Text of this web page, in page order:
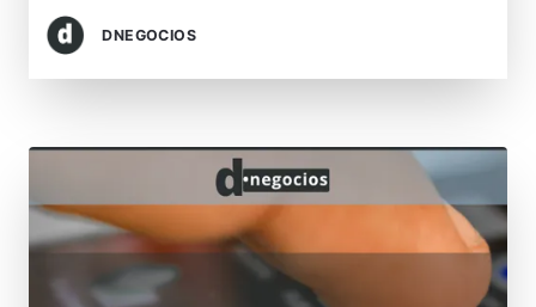
DNEGOCIOS